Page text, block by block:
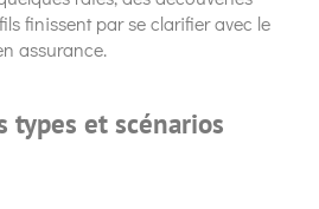
finissent par se clarifier avec le
assurance.
types et scénarios